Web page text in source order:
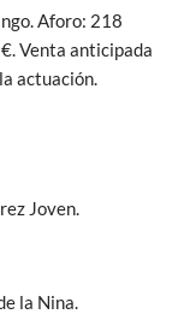
Aforo: 218
Venta anticipada
actuación.
Joven.
la Nina.